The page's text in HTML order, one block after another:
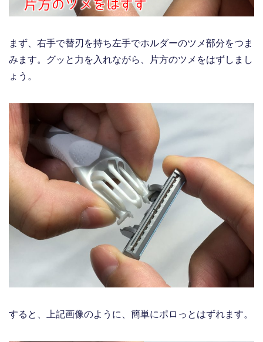
まず、右手で替刃を持ち左手でホルダーのツメ部分をつま
みます。グッと力を入れながら、片方のツメをはずしまし
ょう。
すると、上記画像のように、簡単にポロっとはずれます。